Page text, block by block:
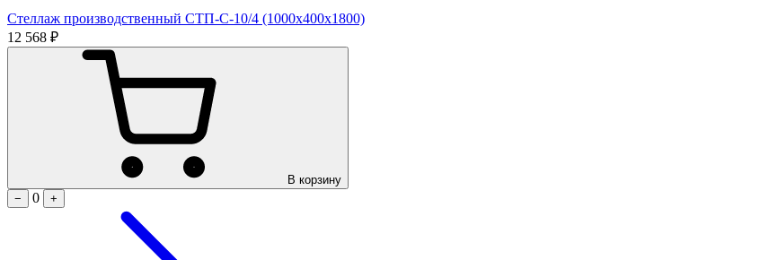
Стеллаж производственный СТП-С-10/4 (1000х400х1800)
12 568 ₽
В корзину
−
0 +